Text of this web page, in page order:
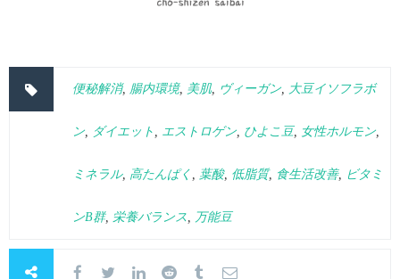
便秘解消, 腸内環境, 美肌, ヴィーガン 大豆イソフラボ
ン ダイエット エストロゲン ひよこ豆, 女性ホルモン
ミネラル, 高たんぱく 葉酸, 低脂質, 食生活改善, ビタミ
ンB群, 栄養バランス 万能豆